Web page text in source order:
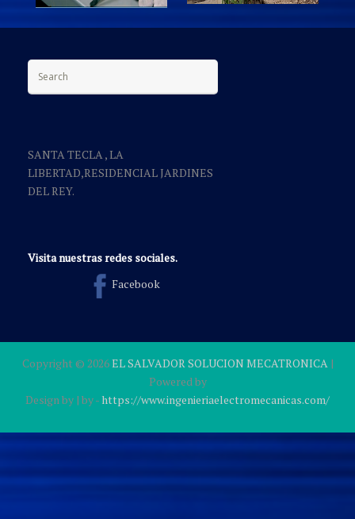
SANTA TECLA , LA
LIBERTAD,RESIDENCIAL JARDINES
DEL REY.
Visita nuestras redes sociales.
Facebook
Copyright © 2026EL SALVADOR SOLUCION MECATRONICA |
Powered by
Design by | by-https://www.ingenieriaelectromecanicas.com/